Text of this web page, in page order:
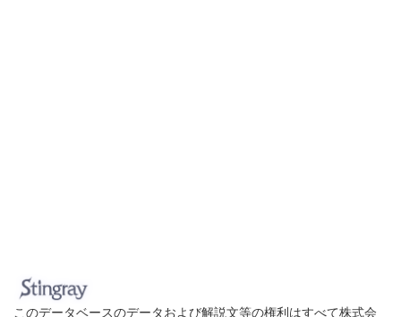
このデータベースのデータおよび解説文等の権利はすべて株式会